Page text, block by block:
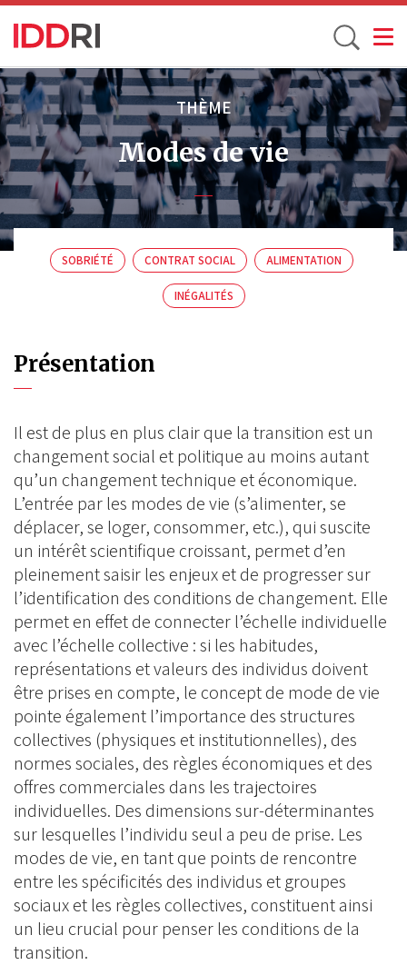
Aller
au
contenu
principal
Toggle
THÈME
Modes de vie
SOBRIÉTÉ CONTRAT SOCIAL ALIMENTATION
INÉGALITÉS
Présentation
Il est de plus en plus clair que la transition est un
changement social et politique au moins autant
qu’un changement technique et économique.
L’entrée par les modes de vie (s’alimenter, se
déplacer, se loger, consommer, etc.), qui suscite
un intérêt scientifique croissant, permet d’en
pleinement saisir les enjeux et de progresser sur
l’identification des conditions de changement. Elle
permet en effet de connecter l’échelle individuelle
avec l’échelle collective : si les habitudes,
représentations et valeurs des individus doivent
être prises en compte, le concept de mode de vie
pointe également l’importance des structures
collectives (physiques et institutionnelles), des
normes sociales, des règles économiques et des
offres commerciales dans les trajectoires
individuelles. Des dimensions sur-déterminantes
sur lesquelles l’individu seul a peu de prise. Les
modes de vie, en tant que points de rencontre
entre les spécificités des individus et groupes
sociaux et les règles collectives, constituent ainsi
un lieu crucial pour penser les conditions de la
transition.